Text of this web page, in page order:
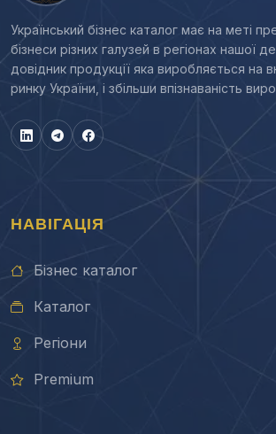
Український бізнес каталог має на меті
бізнеси різних галузей в регіонах нашої
довідник продукції яка виробляється на
ринку України, і збільши впізнаваність
НАВІГАЦІЯ
Бізнес каталог
Каталог
Регіони
Premium